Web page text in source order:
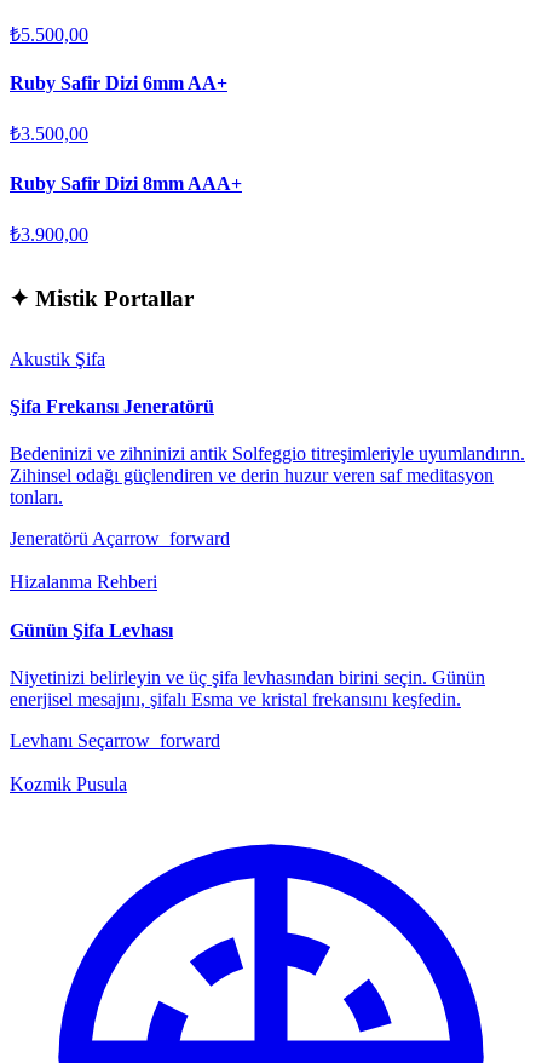
₺5.500,00
Ruby Safir Dizi 6mm AA+
₺3.500,00
Ruby Safir Dizi 8mm AAA+
₺3.900,00
✦ Mistik Portallar
Akustik Şifa
Şifa Frekansı Jeneratörü
Bedeninizi ve zihninizi antik Solfeggio titreşimleriyle uyumlandırın.
Zihinsel odağı güçlendiren ve derin huzur veren saf meditasyon
tonları.
Jeneratörü Açarrow_forward
Hizalanma Rehberi
Günün Şifa Levhası
Niyetinizi belirleyin ve üç şifa levhasından birini seçin. Günün
enerjisel mesajını, şifalı Esma ve kristal frekansını keşfedin.
Levhanı Seçarrow_forward
Kozmik Pusula